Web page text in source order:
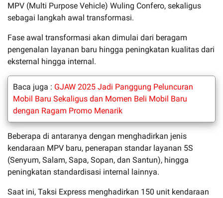
MPV (Multi Purpose Vehicle) Wuling Confero, sekaligus
sebagai langkah awal transformasi.
Fase awal transformasi akan dimulai dari beragam
pengenalan layanan baru hingga peningkatan kualitas dari
eksternal hingga internal.
Baca juga : GJAW 2025 Jadi Panggung Peluncuran
Mobil Baru Sekaligus dan Momen Beli Mobil Baru
dengan Ragam Promo Menarik
Beberapa di antaranya dengan menghadirkan jenis
kendaraan MPV baru, penerapan standar layanan 5S
(Senyum, Salam, Sapa, Sopan, dan Santun), hingga
peningkatan standardisasi internal lainnya.
Saat ini, Taksi Express menghadirkan 150 unit kendaraan